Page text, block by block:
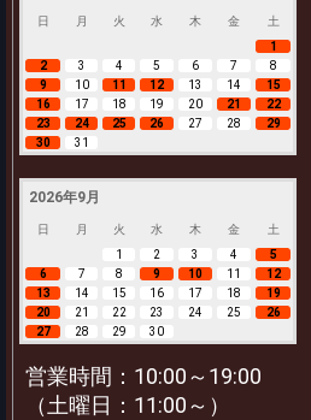
日 月 火 水 木 金
土
1
2
3 4 5 6 7
8
9
10 11 12 13 14
15
16
17 18 19 20 21
22
23
24 25 26 27 28
29
30
31
2026年9月
日 月 火 水 木 金
土
1
2 3 4
5
6
7 8 9 10 11
12
13
14 15 16 17 18
19
20
21 22 23 24 25
26
27
28 29 30
営業時間：10:00～19:00
（土曜日：11:00～）